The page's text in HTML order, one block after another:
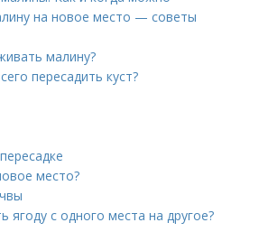
на новое место — советы
малину?
пересадить куст?
место?
ягоду с одного места на другое?